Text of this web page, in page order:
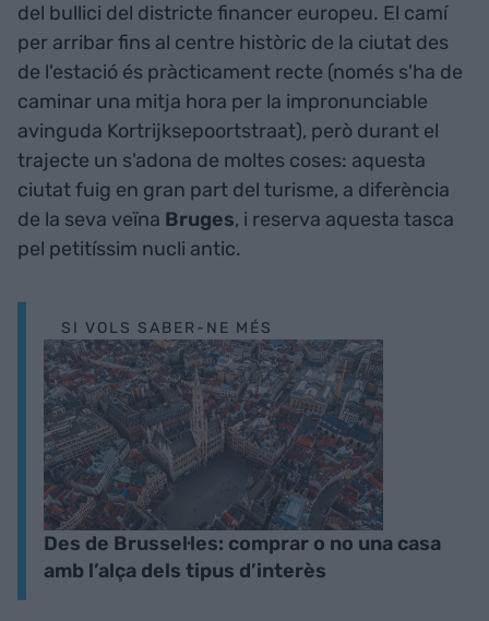
del bullici del districte financer europeu. El camí
per arribar fins al centre històric de la ciutat des
de l'estació és pràcticament recte (només s'ha de
caminar una mitja hora per la impronunciable
avinguda Kortrijksepoortstraat), però durant el
trajecte un s'adona de moltes coses: aquesta
ciutat fuig en gran part del turisme, a diferència
de la seva veïna Bruges, i reserva aquesta tasca
pel petitíssim nucli antic.
SI VOLS SABER-NE MÉS
Des de Brussel·les: comprar o no una casa
amb l’alça dels tipus d’interès